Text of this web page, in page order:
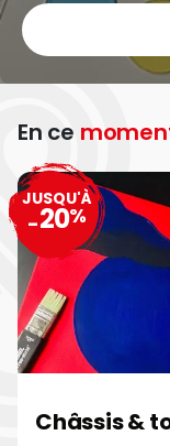
En ce
Châssis &
JUSQU'À
-20%